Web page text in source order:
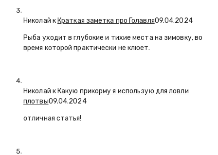
Николай к Краткая заметка про Голавля09.04.2024
Рыба уходит в глубокие и тихие места на зимовку, во
время которой практически не клюет.
Николай к Какую прикорму я использую для ловли
плотвы09.04.2024
отличная статья!